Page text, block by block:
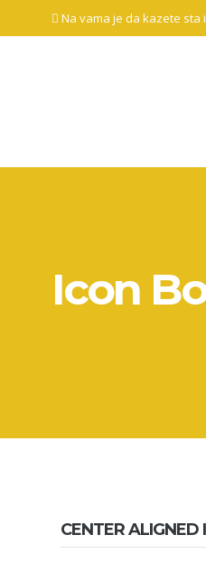
Na vama je da kazete
Icon
CENTER ALIGNED